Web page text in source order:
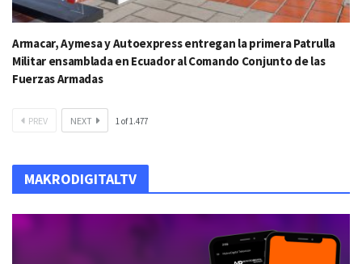
Armacar, Aymesa y Autoexpress entregan la primera Patrulla
Militar ensamblada en Ecuador al Comando Conjunto de las
Fuerzas Armadas
PREV NEXT 1of1.477
MAKRODIGITALTV